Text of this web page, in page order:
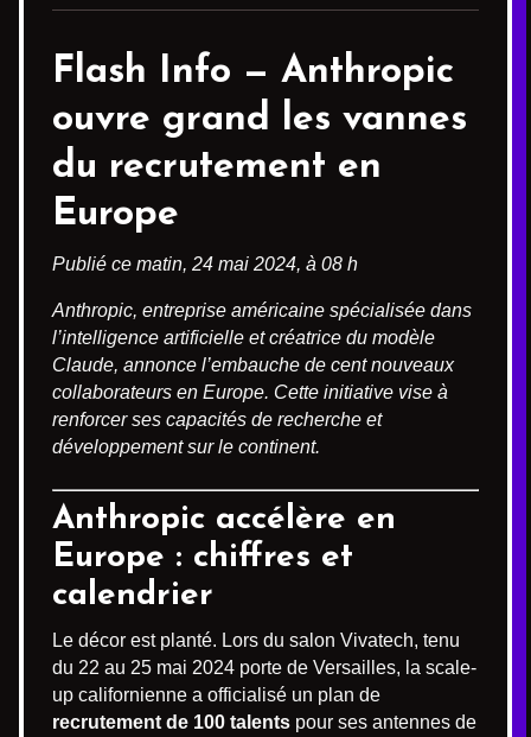
Flash Info — Anthropic
ouvre grand les vannes
du recrutement en
Europe
Publié ce matin, 24 mai 2024, à 08 h
Anthropic, entreprise américaine spécialisée dans
l’intelligence artificielle et créatrice du modèle
Claude, annonce l’embauche de cent nouveaux
collaborateurs en Europe. Cette initiative vise à
renforcer ses capacités de recherche et
développement sur le continent.
Anthropic accélère en
Europe : chiffres et
calendrier
Le décor est planté. Lors du salon Vivatech, tenu
du 22 au 25 mai 2024 porte de Versailles, la scale-
up californienne a officialisé un plan de
recrutement de 100 talents pour ses antennes de